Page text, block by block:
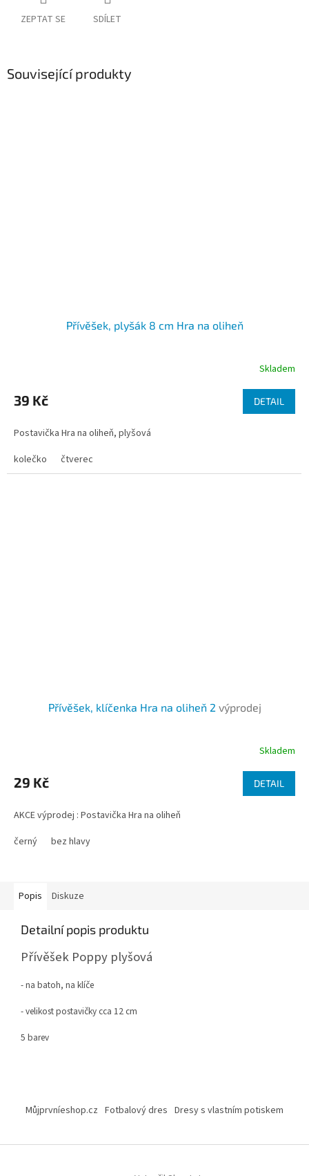
ZEPTAT SE SDÍLET
Související produkty
Přívěšek, plyšák 8 cm Hra na oliheň
Skladem
39 Kč DETAIL
Postavička Hra na oliheň, plyšová
kolečko
čtverec
Přívěšek, klíčenka Hra na oliheň 2 výprodej
Skladem
29 Kč DETAIL
AKCE výprodej : Postavička Hra na oliheň
černý
bez hlavy
Popis Diskuze
Detailní popis produktu
Přívěšek Poppy plyšová
- na batoh, na klíče
- velikost postavičky cca 12 cm
5 barev
Můjprvníeshop.cz Fotbalový dres Dresy s vlastním potiskem